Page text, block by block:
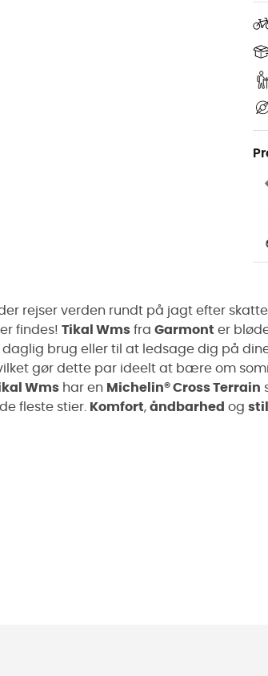
rejser verden rundt på jagt efter
findes! Tikal Wms fra Garmont er
brug eller til at ledsage dig på
gør dette par ideelt at bære om
Wms har en Michelin® Cross Terrain
fleste stier.
Komfort, åndbarhed og stil